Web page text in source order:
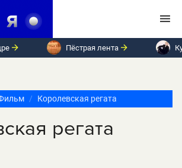
Пёстрая лента
Королевская регата
регата